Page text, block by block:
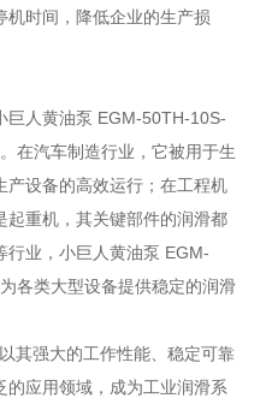
机时间，降低企业的生产损
巨人黄油泵 EGM-50TH-10S-
在汽车制造行业，它被用于生
产设备的高效运行；在工程机
起重机，其关键部件的润滑都
行业，小巨人黄油泵 EGM-
各类大型设备提供稳定的润滑
其强大的工作性能、稳定可靠
的应用领域，成为工业润滑系